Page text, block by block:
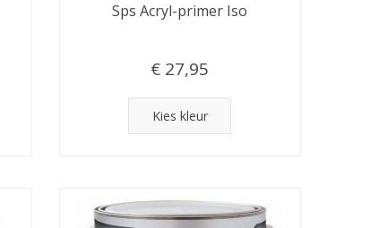
Sps Acryl-primer Iso
€ 27,95
Kies kleur